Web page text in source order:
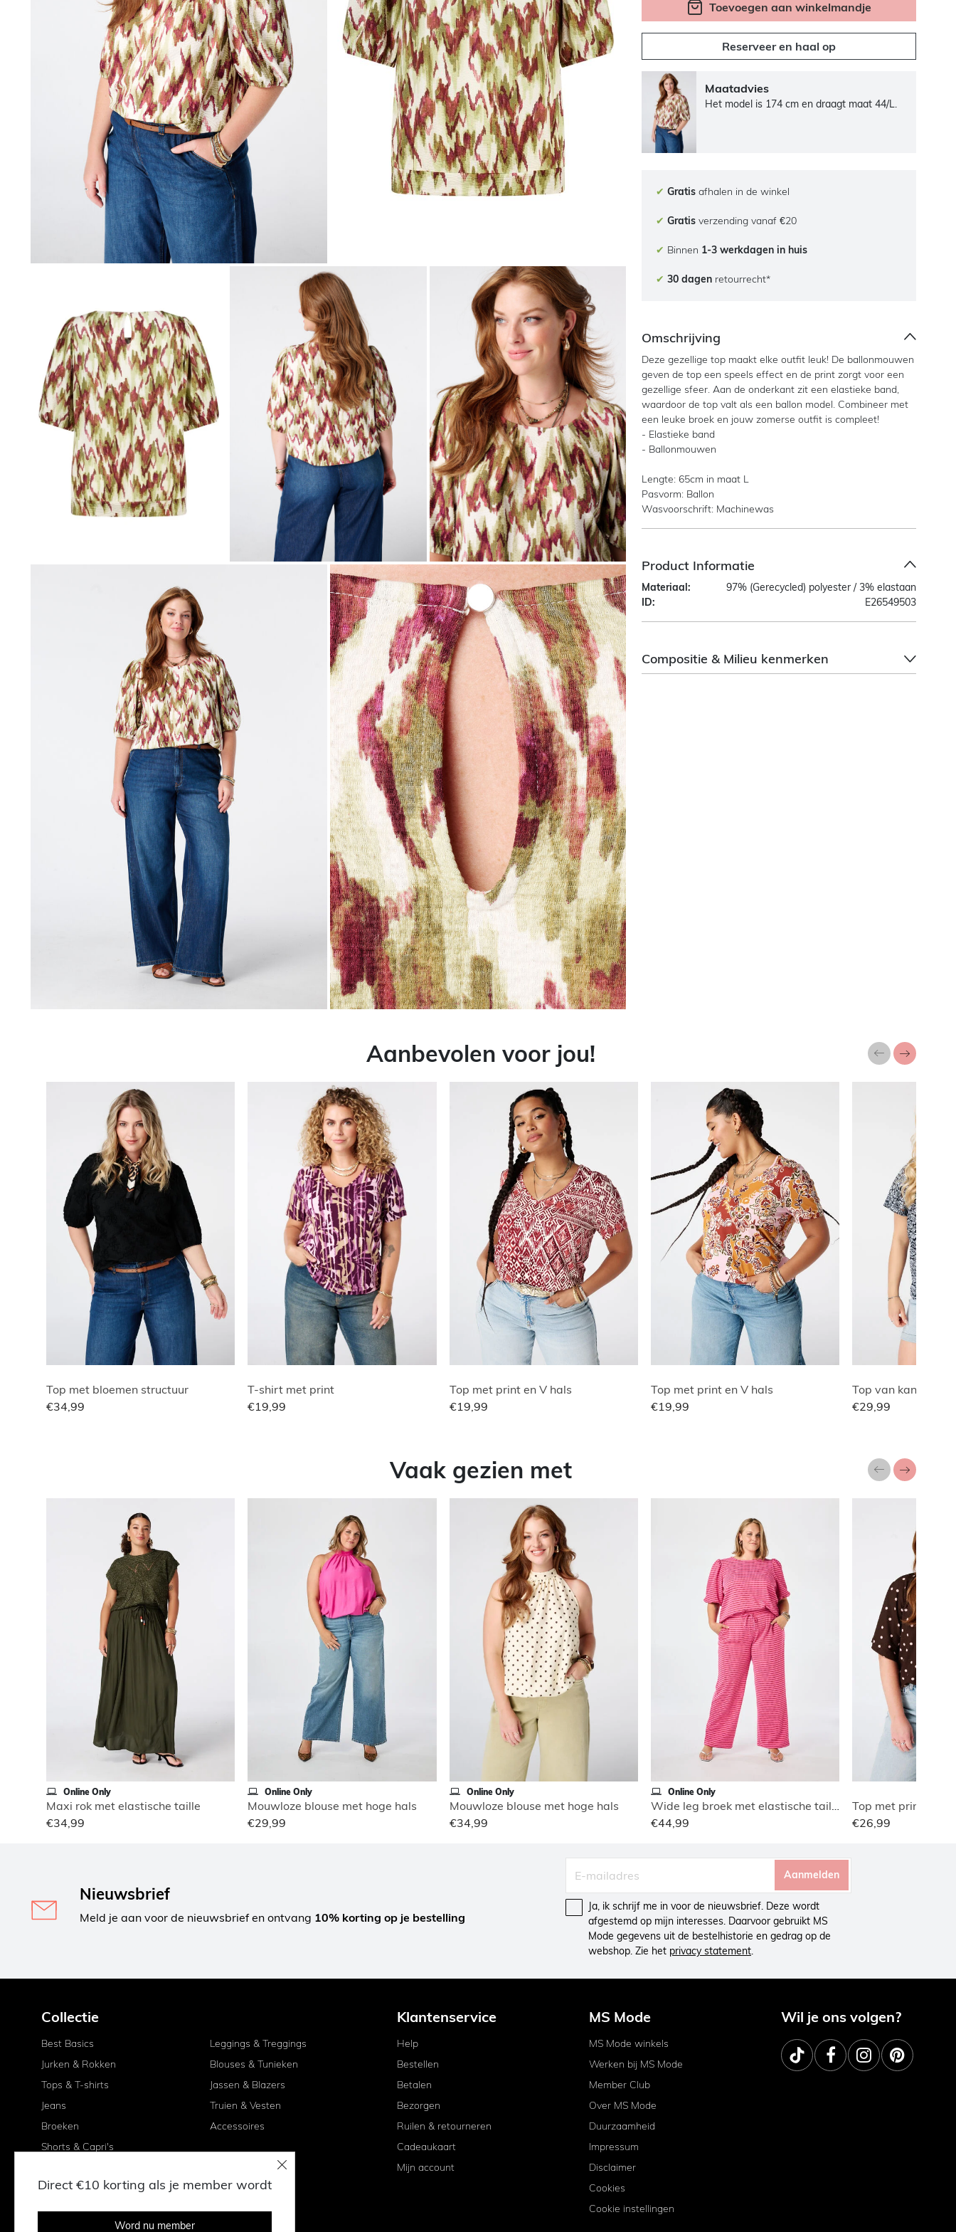
Toevoegen aan winkelmandje
Reserveer en haal op
Maatadvies
Het model is 174 cm en draagt maat 44/L.
✔ Gratis afhalen in de winkel
✔ Gratis verzending vanaf €20
✔ Binnen 1-3 werkdagen in huis
✔ 30 dagen retourrecht*
Omschrijving
Deze gezellige top maakt elke outfit leuk! De ballonmouwen
geven de top een speels effect en de print zorgt voor een
gezellige sfeer. Aan de onderkant zit een elastieke band,
waardoor de top valt als een ballon model. Combineer met
een leuke broek en jouw zomerse outfit is compleet!
- Elastieke band
- Ballonmouwen
Lengte: 65cm in maat L
Pasvorm: Ballon
Wasvoorschrift: Machinewas
Product Informatie
Materiaal:
97% (Gerecycled) polyester / 3% elastaan
ID:
E26549503
Compositie & Milieu kenmerken
Aanbevolen voor jou!
Top met bloemen structuur
€34,99
T-shirt met print
€19,99
Top met print en V hals
€19,99
Top met print en V hals
€19,99
Top van kant met
€29,99
Vaak gezien met
Online Only
Maxi rok met elastische taille
€34,99
Online Only
Mouwloze blouse met hoge hals
€29,99
Online Only
Mouwloze blouse met hoge hals
€34,99
Online Only
€44,99
Top met print en
€26,99
Nieuwsbrief
Meld je aan voor de nieuwsbrief en ontvang 10% korting op je bestelling
Aanmelden
Ja, ik schrijf me in voor de nieuwsbrief. Deze wordt
afgestemd op mijn interesses. Daarvoor gebruikt MS
Mode gegevens uit de bestelhistorie en gedrag op de
webshop. Zie het privacy statement.
Collectie
Best Basics
Jurken & Rokken
Tops & T-shirts
Jeans
Broeken
Shorts & Capri's
Leggings & Treggings
Blouses & Tunieken
Jassen & Blazers
Truien & Vesten
Accessoires
Klantenservice
Help
Bestellen
Betalen
Bezorgen
Ruilen & retourneren
Cadeaukaart
Mijn account
MS Mode
MS Mode winkels
Werken bij MS Mode
Member Club
Over MS Mode
Duurzaamheid
Impressum
Disclaimer
Cookies
Cookie instellingen
Wil je ons volgen?
Direct €10 korting als je member wordt
Word nu member